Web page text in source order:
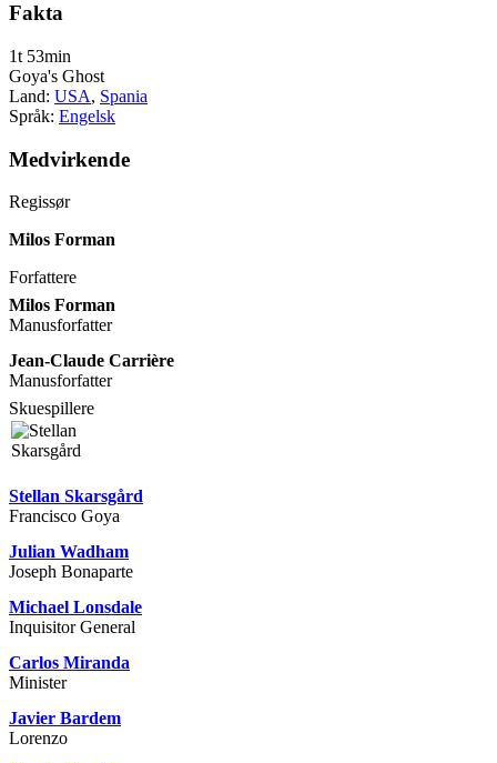
Fakta
1t 53min
Goya's Ghost
Land: USA, Spania
Språk: Engelsk
Medvirkende
Regissør
Milos Forman
Forfattere
Milos Forman
Manusforfatter
Jean-Claude Carrière
Manusforfatter
Skuespillere
Stellan Skarsgård
Francisco Goya
Julian Wadham
Joseph Bonaparte
Michael Lonsdale
Inquisitor General
Carlos Miranda
Minister
Javier Bardem
Lorenzo